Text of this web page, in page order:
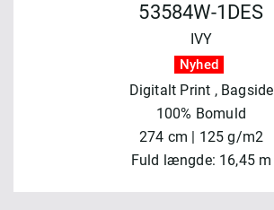
53584W-1DES
IVY
Nyhed
Digitalt Print , Bagside
100% Bomuld
274 cm | 125 g/m2
Fuld længde: 16,45 m